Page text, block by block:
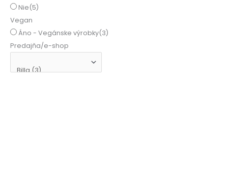
Nie(5)
Vegan
Áno - Vegánske výrobky(3)
Predajňa/e-shop